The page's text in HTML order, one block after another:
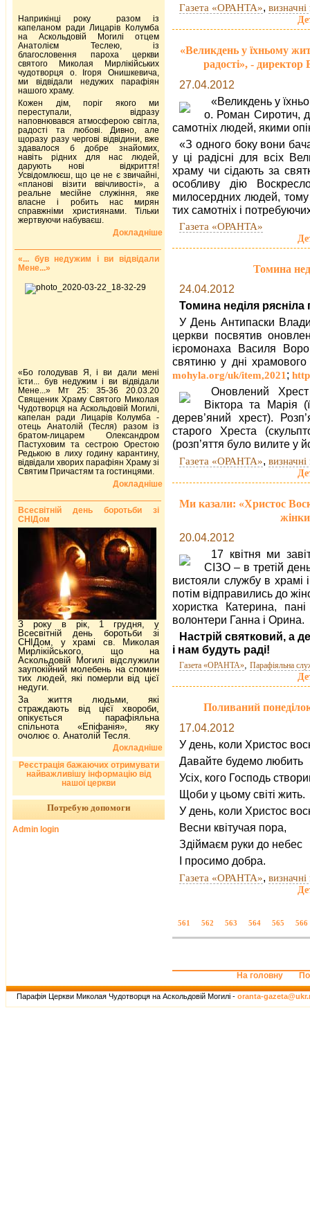
Газета «ОРАНТА», визначні
«Великдень у їхньому
радості», -
27.04.2012
«Великдень у
о. Роман Сиротич,
самотніх людей, якими
«З одного боку вони
у ці радісні для всіх
храму чи сідають за
особливу дію
милосердних людей, тому
тих самотніх і
Газета «ОРАНТА»
Томина
24.04.2012
Томина неділя
У День Антипаски
церкви посвятив
ієромонаха Василя
святиню у дні
mohyla.org/uk/item,2021 ;
Оновлений
Віктора та Марія
дерев’яний хрест).
старого Хреста
(розп’яття було вилите у
Газета «ОРАНТА», визначні
Ми казали: «Христос
20.04.2012
17 квітня ми
СІЗО – в третій
вистояли службу в храмі
потім відправились до
хористка Катерина,
волонтери Ганна і Орина.
Настрій святковий, а
і нам будуть раді!
Газета «ОРАНТА», Парафіяльна
Поливаний
17.04.2012
У день, коли Христос
Давайте будемо любить
Усіх, кого Господь
Щоби у цьому світі жить.
У день, коли Христос
Весни квітучая пора,
Здіймаєм руки до небес
І просимо добра.
Газета «ОРАНТА», визначні
561 562 563 564 565 566
Наприкінці року разом із
капеланом ради Лицарів Колумба
на Аскольдовій Могилі отцем
Анатолієм Теслею, із
благословення пароха церкви
святого Миколая Мирлікійських
чудотворця о. Ігоря Онишкевича,
ми відвідали недужих парафіян
нашого храму.
Кожен дім, поріг якого ми
переступали, відразу
наповнювався атмосферою світла,
радості та любові. Дивно, але
щоразу разу чергові відвідини, вже
здавалося б добре знайомих,
навіть рідних для нас людей,
дарують нові відкриття!
Усвідомлюєш, що це не є звичайні,
«планові візити ввічливості», а
реальне месійне служіння, яке
власне і робить нас мирян
справжніми християнами. Тільки
жертвуючи набуваєш.
Докладніше
«... був недужим і ви відвідали
Мене...»
«Бо голодував Я, і ви дали мені
їсти... був недужим і ви відвідали
Мене...» Мт 25: 35-36 20.03.20
Священик Храму Святого Миколая
Чудотворця на Аскольдовій Могилі,
капелан ради Лицарів Колумба -
отець Анатолій (Тесля) разом із
братом-лицарем Олександром
Пастуховим та сестрою Орестою
Редькою в лиху годину карантину,
відвідали хворих парафіян Храму зі
Святим Причастям та гостинцями.
Докладніше
Всесвітній день боротьби зі
СНІДом
З року в рік, 1 грудня, у
Всесвітній день боротьби зі
СНІДом, у храмі св. Миколая
Мирлікійського, що на
Аскольдовій Могилі відслужили
заупокійний молебень на спомин
тих людей, які померли від цієї
недуги.
За життя людьми, які
страждають від цієї хвороби,
опікується парафіяльна
спільнота «Епіфанія», яку
очолює о. Анатолій Тесля.
Докладніше
Реєстрація бажаючих отримувати
найважливішу інформацію від
нашої церкви
Потребую допомоги
Admin login
На головну
Парафія Церкви Миколая Чудотворця на Аскольдовій Могилі - oranta-